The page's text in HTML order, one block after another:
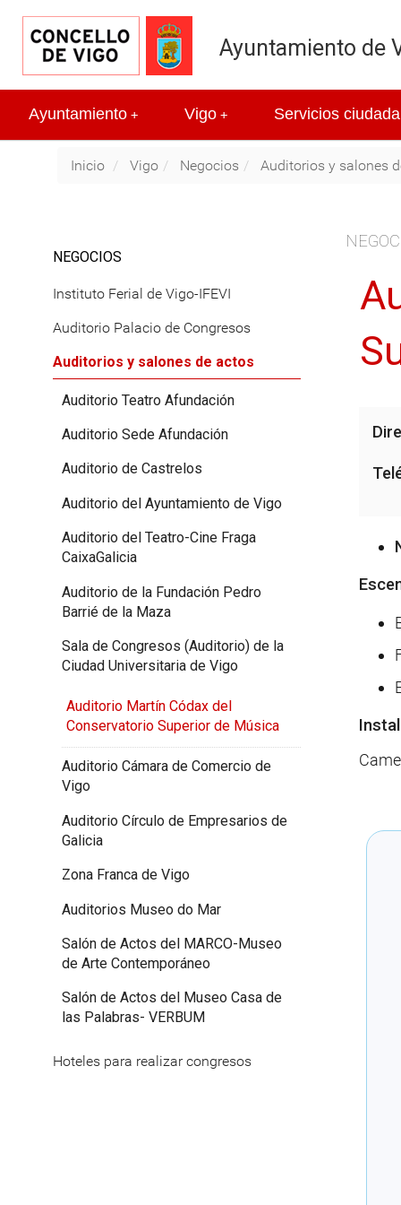
Ayuntamiento de
+
Ayuntamiento +
Vigo Servicios
Inicio Vigo Negocios Auditorios y salones
NEGOCIOS
Instituto Ferial de Vigo-IFEVI
Auditorio Palacio de Congresos
Auditorios y salones de actos
Auditorio Teatro Afundación
Auditorio Sede Afundación
Auditorio de Castrelos
Auditorio del Ayuntamiento de Vigo
Auditorio del Teatro-Cine Fraga
CaixaGalicia
Auditorio de la Fundación Pedro
Barrié de la Maza
Sala de Congresos (Auditorio) de la
Ciudad Universitaria de Vigo
Auditorio Martín Códax del
Conservatorio Superior de Música
Auditorio Cámara de Comercio de
Vigo
Auditorio Círculo de Empresarios de
Galicia
Zona Franca de Vigo
Auditorios Museo do Mar
Salón de Actos del MARCO-Museo
de Arte Contemporáneo
Salón de Actos del Museo Casa de
las Palabras- VERBUM
Hoteles para realizar congresos